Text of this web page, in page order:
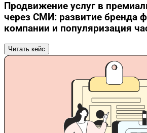
Продвижение услуг в
через СМИ: развитие бренда
компании и популяризация
Читать кейс